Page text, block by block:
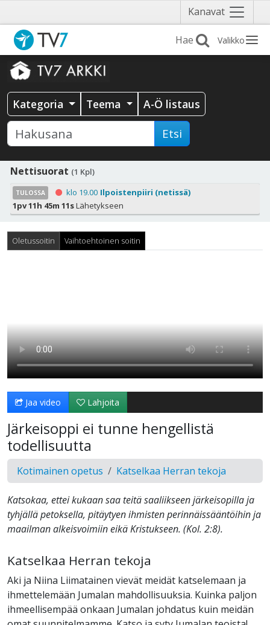
Kanavat Näytä
valikko
Valikko
Kategoria Teema A-Ö listaus
Etsi
Nettisuorat (1 Kpl)
TULOSSA klo 19.00 Ilpoistenpiiri (netissä)
1pv 11h 45m 11sLähetykseen
Oletussoitin Vaihtoehtoinen soitin
Jaa video Lahjoita
Järkeisoppi ei tunne hengellistä
todellisuutta
Kotimainen opetus Katselkaa Herran tekoja
Katsokaa, ettei kukaan saa teitä saaliikseen järkeisopilla ja
tyhjällä petoksella, pitäytyen ihmisten perinnäissääntöihin ja
maailman alkeisvoimiin eikä Kristukseen. (Kol. 2:8).
Katselkaa Herran tekoja
Aki ja Niina Liimatainen vievät meidät katselemaan ja
ihmettelemään Jumalan mahdollisuuksia. Kuinka paljon
ihmeellisempää onkaan Jumalan johdatus kuin meidän